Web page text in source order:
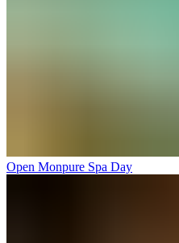
Open Monpure Spa Day​​​​‌ ‍ ​‍​‍‌‍ ‌ ​‍‌‍‍‌‌‍‌ ‌‍‍‌‌‍ ‍​‍​‍​ ‍‍​‍​‍‌ ​ ‌‍​‌‌‍ ‍‌‍‍‌‌ ‌​‌ ‍‌​‍ ‍‌‍‍‌‌‍ ​‍​‍​‍ ​​‍​‍‌‍‍​‌ ​‍‌‍‌‌‌‍‌‍​‍​‍​ ‍‍​‍​‍‌‍‍​‌ ‌​‌ ‌​‌ ​​‌ ​ ​ ‍‍​‍ ​‍ ‌‍ ​​‍ ‌‌‍​‌‌‍ ‍‌‍‌​​‍ ‌‌ ​‍​‍ ‌‌‍‍​‌‍ ‌ ‌​‌‍‌‌‌‍ ​‌ ​ ​‍ ‌‌ ​ ‌ ‌​‌ ‌‌‌‍‌​‌‍‍‌‌‍ ​‍ ‍‌ ‌‍‌‍‌‌‌ ​‍‌‍​ ‌‍‌‌‌‍ ​​‍ ‍‌‍​‌‌ ​​‌ ​​​‍ ‌‍‍‌‌‍ ‍‌ ‌​‌‍‌‌‌‍ ‍‌ ‌​​‍ ‌‍‌‌‌‍‌​‌‍‍‌‌ ‌​​‍ ‌‍ ‌‌‍ ‌‍‌​‌‍‌‌​ ‌‌ ​​‌ ​‍‌‍‌‌‌ ​ ‌‍‌‌‌‍ ‍‌ ‌​‌‍​‌‌ ‌​‌‍‍‌‌‍ ‌‍ ‍​ ‍ ‌‍‍‌‌‍‌​​ ‌​ ​‌‌‍‌‍​ ‌‌‌‍​ ​ ​ ​ ‍​‌‍​‌‌‍​‌​‍ ‌​ ‍​​ ‍​​ ‌​​ ‍​​‍ ‌​ ‌​​ ​‍‌‍‌‌‌‍‌‍​‍ ‌​ ‍‌​ ‍​​ ​​‌‍‌‌​‍ ‌​ ‌ ‌‍‌​​ ‌​‌‍‌‌‌‍​ ‌‍‌​​ ‍‌​ ‍​​ ​ ‌‍​ ‌‍​‌‌‍‌‌​ ‍ ‌ ‌​‌ ‍‌‌ ​​‌‍‌‌​ ‌‌‍‍​‌‍ ‌ ‌​‌‍‌‌‌‍ ​‌‌​ ‌‍‍‌‌ ‌​‌‍‌‌‌‌​​‌‍​‌‌‍‌ ‌‍‌‌​ ‍ ‌ ​​‌‍​‌‌ ‌​‌‍‍​​ ‌‌ ​​‌‍​‌‌‍‌ ‌‍‌‌‌​​‍‌ ‌‌‌‍‍‌‌‍ ​‌‍‌​‌‍‌‌‌ ​‍​‍‌‌​ ‌‌‌​​‍‌‌ ‌‍‍ ‌‍‌‌‌ ‍‌​‍‌‌​ ​ ‌​‌​​‍‌‌​ ​ ‌​‌​​‍‌‌​ ​‍​ ​‍​ ​‌‌‍​ ​ ​​‌‍‌‌‌‍‌​‌‍‌​‌‍‌‌​ ​‍‌‍​ ​ ‌‌​ ‍‌‌‍​‍​‍‌‌​ ​‍​ ​‍​‍‌‌​ ‌‌‌​‌​​‍ ‍‌‍​ ‌‍ ‌‍ ‍‌ ‌​‌‍‌‌‌‍ ‍‌ ‌​​‍‌‌​ ‌‌‌​​‍‌‌ ‌‍‍ ‌‍‌‌‌ ‍‌​‍‌‌​ ​ ‌​‌​​‍‌‌​ ​ ‌​‌​​‍‌‌​ ​‍​ ​‍​ ​‍​ ‌‌​ ​‌​ ‍‌​ ‌‌​ ​‍​ ‌‍‌‍​‍​ ​‌​ ​‌​ ‌​‌‍​‍​‍‌‌​ ​‍​ ​‍​‍‌‌​ ‌‌‌​‌​​‍ ‍‌ ‌​‌‍‍‌‌ ‌​‌‍ ​‌‍‌‌​ ‌‍​‍‌‍​‌‌ ​ ‌‍‌‌‌‌‌‌‌ ​‍‌‍ ​​ ‌‌‍‍​‌ ‌​‌ ‌​‌ ​​‌ ​ ​‍‌‌​ ​ ‌​​‌​‍‌‌​ ​‍‌​‌‍​‍‌‌​ ​‍‌​‌‍‌‍ ​​‍ ‌‌‍​‌‌‍ ‍‌‍‌​​‍ ‌‌ ​‍​‍ ‌‌‍‍​‌‍ ‌ ‌​‌‍‌‌‌‍ ​‌ ​ ​‍ ‌‌ ​ ‌ ‌​‌ ‌‌‌‍‌​‌‍‍‌‌‍ ​‍ ‍‌ ‌‍‌‍‌‌‌ ​‍‌‍​ ‌‍‌‌‌‍ ​​‍ ‍‌‍​‌‌ ​​‌ ​​​‍‌‍‌‍‍‌‌‍‌​​ ‌​ ​‌‌‍‌‍​ ‌‌‌‍​ ​ ​ ​ ‍​‌‍​‌‌‍​‌​‍ ‌​ ‍​​ ‍​​ ‌​​ ‍​​‍ ‌​ ‌​​ ​‍‌‍‌‌‌‍‌‍​‍ ‌​ ‍‌​ ‍​​ ​​‌‍‌‌​‍ ‌​ ‌ ‌‍‌​​ ‌​‌‍‌‌‌‍​ ‌‍‌​​ ‍‌​ ‍​​ ​ ‌‍​ ‌‍​‌‌‍‌‌​‍‌‍‌ ‌​‌ ‍‌‌ ​​‌‍‌‌​ ‌‌‍‍​‌‍ ‌ ‌​‌‍‌‌‌‍ ​‌‌​ ‌‍‍‌‌ ‌​‌‍‌‌‌‌​​‌‍​‌‌‍‌ ‌‍‌‌​‍‌‍‌ ​​‌‍​‌‌ ‌​‌‍‍​​ ‌‌ ​​‌‍​‌‌‍‌ ‌‍‌‌‌​​‍‌ ‌‌‌‍‍‌‌‍ ​‌‍‌​‌‍‌‌‌ ​‍​‍‌‌​ ‌‌‌​​‍‌‌ ‌‍‍ ‌‍‌‌‌ ‍‌​‍‌‌​ ​ ‌​‌​​‍‌‌​ ​ ‌​‌​​‍‌‌​ ​‍​ ​‍​ ​‌‌‍​ ​ ​​‌‍‌‌‌‍‌​‌‍‌​‌‍‌‌​ ​‍‌‍​ ​ ‌‌​ ‍‌‌‍​‍​‍‌‌​ ​‍​ ​‍​‍‌‌​ ‌‌‌​‌​​‍ ‍‌‍​ ‌‍ ‌‍ ‍‌ ‌​‌‍‌‌‌‍ ‍‌ ‌​​‍‌‌​ ‌‌‌​​‍‌‌ ‌‍‍ ‌‍‌‌‌ ‍‌​‍‌‌​ ​ ‌​‌​​‍‌‌​ ​ ‌​‌​​‍‌‌​ ​‍​ ​‍​ ​‍​ ‌‌​ ​‌​ ‍‌​ ‌‌​ ​‍​ ‌‍‌‍​‍​ ​‌​ ​‌​ ‌​‌‍​‍​‍‌‌​ ​‍​ ​‍​‍‌‌​ ‌‌‌​‌​​‍ ‍‌ ‌​‌‍‍‌‌ ‌​‌‍ ​‌‍‌‌​‍‌‍‌ ​​‌‍‌‌‌ ​‍‌ ​ ‌ ​​‌‍‌‌‌‍​ ‌ ‌​‌‍‍‌‌ ‌‍‌‍‌‌​ ‌‌ ​​‌ ‌‌‌‍​‍‌‍ ​‌‍‍‌‌ ​ ‌‍‍​‌‍‌‌‌‍‌​​‍​‍‌ ‌